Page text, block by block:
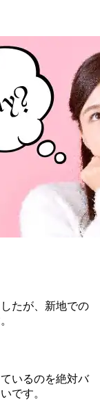
たが、新地での
いるのを絶対バ
です。